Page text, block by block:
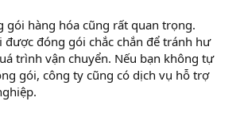
gói hàng hóa cũng rất quan trọng.
được đóng gói chắc chắn để tránh hư
trình vận chuyển. Nếu bạn không tự
gói, công ty cũng có dịch vụ hỗ trợ